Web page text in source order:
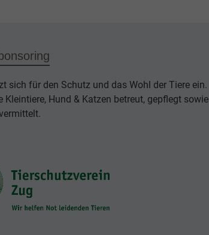
sich für den Schutz und das Wohl der Tiere ein.
Kleintiere, Hund & Katzen betreut, gepflegt sowie